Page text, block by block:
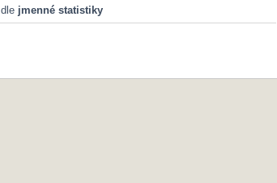
jmenné statistiky